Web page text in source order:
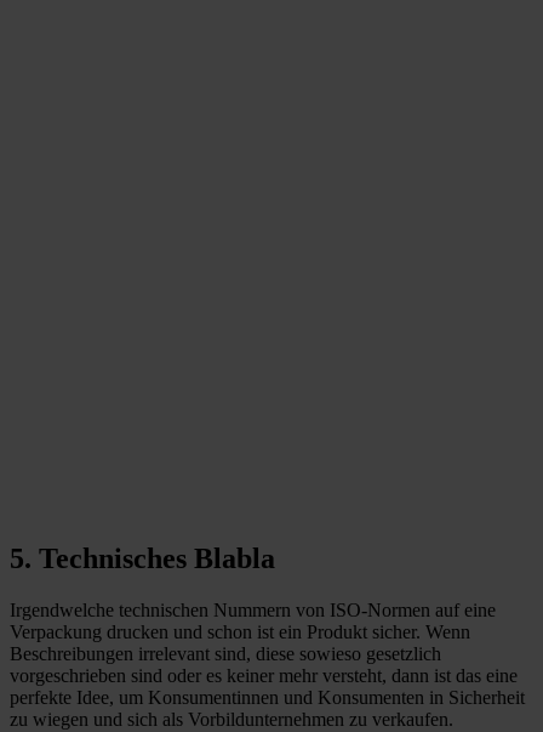
5. Technisches Blabla
Irgendwelche technischen Nummern von ISO-Normen auf eine
Verpackung drucken und schon ist ein Produkt sicher. Wenn
Beschreibungen irrelevant sind, diese sowieso gesetzlich
vorgeschrieben sind oder es keiner mehr versteht, dann ist das eine
perfekte Idee, um Konsumentinnen und Konsumenten in Sicherheit
zu wiegen und sich als Vorbildunternehmen zu verkaufen.